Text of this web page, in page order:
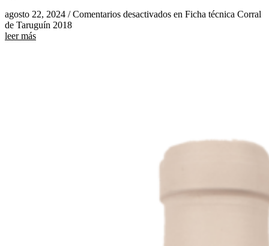
agosto 22, 2024 / Comentarios desactivados en Ficha técnica Corral
de Taruguín 2018
leer más